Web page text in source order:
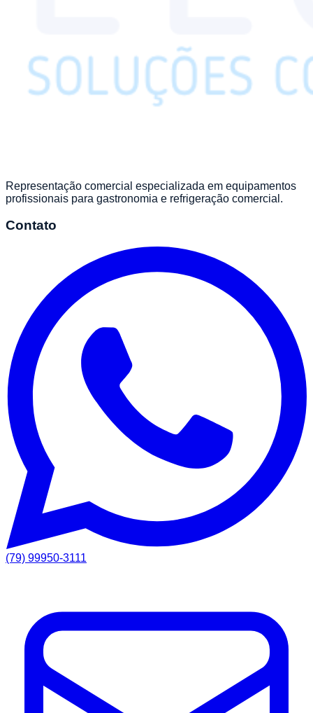
Representação comercial especializada em equipamentos
profissionais para gastronomia e refrigeração comercial.
Contato
(79) 99950-3111